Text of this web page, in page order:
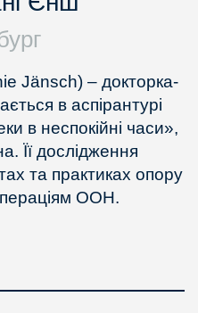
Jänsch) – докторка-
в аспірантурі
в неспокійні часи»,
Її дослідження
та практиках опору
ООН.